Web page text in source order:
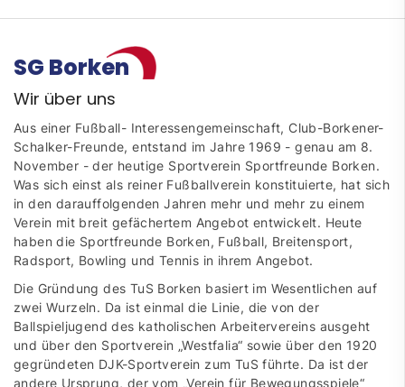
SG Borken
Wir über uns
Aus einer Fußball- Interessengemeinschaft, Club-Borkener-
Schalker-Freunde, entstand im Jahre 1969 - genau am 8.
November - der heutige Sportverein Sportfreunde Borken.
Was sich einst als reiner Fußballverein konstituierte, hat sich
in den darauffolgenden Jahren mehr und mehr zu einem
Verein mit breit gefächertem Angebot entwickelt. Heute
haben die Sportfreunde Borken, Fußball, Breitensport,
Radsport, Bowling und Tennis in ihrem Angebot.
Die Gründung des TuS Borken basiert im Wesentlichen auf
zwei Wurzeln. Da ist einmal die Linie, die von der
Ballspieljugend des katholischen Arbeitervereins ausgeht
und über den Sportverein „Westfalia“ sowie über den 1920
gegründeten DJK-Sportverein zum TuS führte. Da ist der
andere Ursprung, der vom „Verein für Bewegungsspiele“